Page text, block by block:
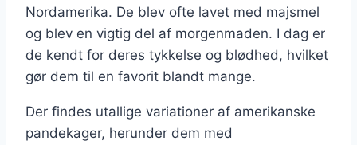
Nordamerika. De blev ofte lavet med majsmel
og blev en vigtig del af morgenmaden. I dag er
de kendt for deres tykkelse og blødhed, hvilket
gør dem til en favorit blandt mange.
Der findes utallige variationer af amerikanske
pandekager, herunder dem med